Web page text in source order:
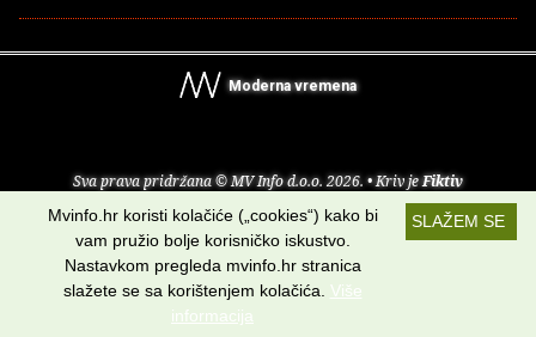
Moderna vremena
Sva prava pridržana © MV Info d.o.o. 2026. • Kriv jeFiktiv
Uvjeti korištenja RSS kanali
Potraži nas na:
SLAŽEM SE
Mvinfo.hr koristi kolačiće („cookies“) kako bi
vam pružio bolje korisničko iskustvo.
Nastavkom pregleda mvinfo.hr stranica
slažete se sa korištenjem kolačića. Više
informacija